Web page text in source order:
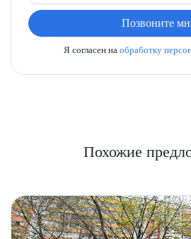
Позвоните
Я согласен на обработку
Похожие